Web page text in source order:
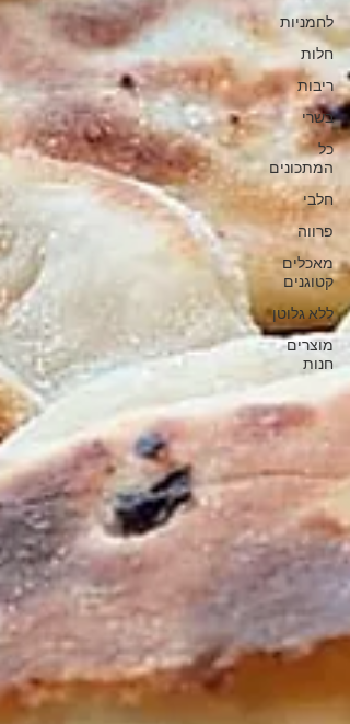
לחמניות
חלות
ריבות
בשרי
כל
המתכונים
חלבי
פרווה
מאכלים
קטוגנים
ללא גלוטן
מוצרים
חנות